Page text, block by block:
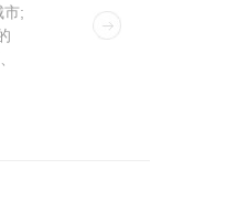
市;